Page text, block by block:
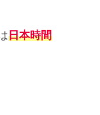
日本時間